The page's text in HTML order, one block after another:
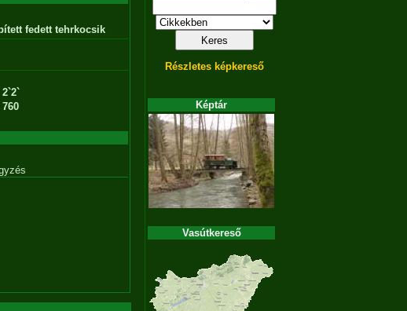
fedett tehrkocsik
2`2`
760
Részletes képkereső
Képtár
Vasútkereső